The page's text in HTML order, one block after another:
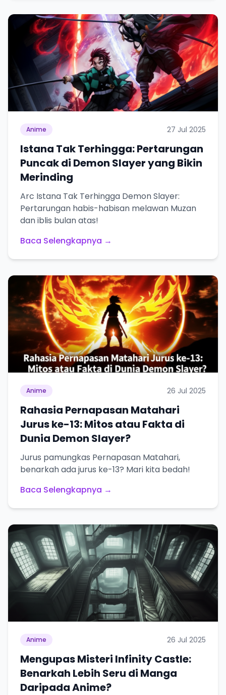
Anime 27 Jul 2025
Istana Tak Terhingga: Pertarungan
Puncak di Demon Slayer yang Bikin
Merinding
Arc Istana Tak Terhingga Demon Slayer:
Pertarungan habis-habisan melawan Muzan
dan iblis bulan atas!
Baca Selengkapnya →
Anime 26 Jul 2025
Rahasia Pernapasan Matahari
Jurus ke-13: Mitos atau Fakta di
Dunia Demon Slayer?
Jurus pamungkas Pernapasan Matahari,
benarkah ada jurus ke-13? Mari kita bedah!
Baca Selengkapnya →
Anime 26 Jul 2025
Mengupas Misteri Infinity Castle:
Benarkah Lebih Seru di Manga
Daripada Anime?
Punya website SMM baru nih! Coba BulkFame
untuk pengalaman lebih baik.
Tanpa daftar ulang, gratis dicoba. Kamu tetap bisa
pakai Zona Sosmed kapan saja.
Coba BulkFame
Lain kali saja